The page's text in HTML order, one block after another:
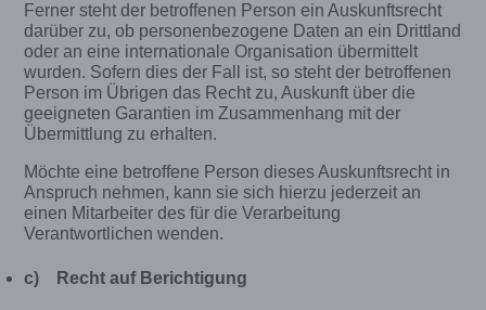
Ferner steht der betroffenen Person ein Auskunftsrecht
darüber zu, ob personenbezogene Daten an ein Drittland
oder an eine internationale Organisation übermittelt
wurden. Sofern dies der Fall ist, so steht der betroffenen
Person im Übrigen das Recht zu, Auskunft über die
geeigneten Garantien im Zusammenhang mit der
Übermittlung zu erhalten.
Möchte eine betroffene Person dieses Auskunftsrecht in
Anspruch nehmen, kann sie sich hierzu jederzeit an
einen Mitarbeiter des für die Verarbeitung
Verantwortlichen wenden.
c) Recht auf Berichtigung
über einen Internetbrowser auf einem
Computersystem abgelegt und gespeichert
werden. Sie können die Verwendung von Cookies,
LocalStorage und SessionStorage durch
entsprechende Einstellung in Ihrem Browser
verhindern.
Zahlreiche Internetseiten und Server verwenden
Cookies. Viele Cookies enthalten eine sogenannte
Cookie-ID. Eine Cookie-ID ist eine eindeutige
Kennung des Cookies. Sie besteht aus einer
Zeichenfolge, durch welche Internetseiten und
werden können, in dem das Cookie gespeichert